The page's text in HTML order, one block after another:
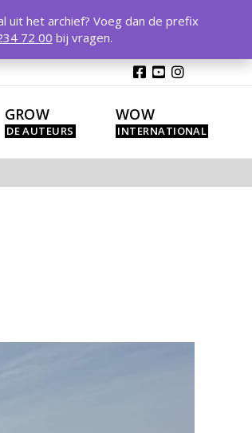
GROW WOW
uit het archief? Voeg dan de prefix
72 00 bij vragen.